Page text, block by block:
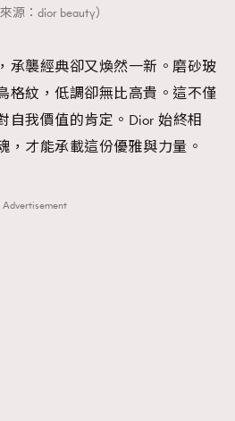
源：dior beauty）
承襲經典卻又煥然一新。磨砂玻
格紋，低調卻無比高貴。這不僅
自我價值的肯定。Dior 始終相
，才能承載這份優雅與力量。
Advertisement